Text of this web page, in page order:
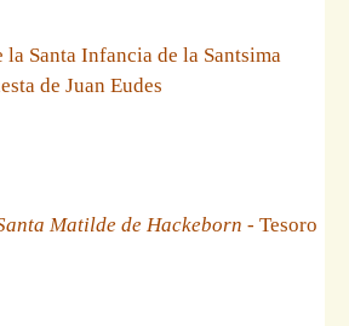
la Santa Infancia de la Santsima
de Juan Eudes
Matilde de Hackeborn - Tesoro